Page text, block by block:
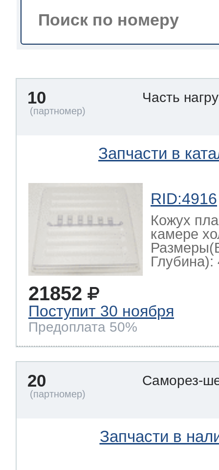
по уходу
10 Часть
Запчасти в
RID:4916
Кожух
камере
Глубина):
21852
Поступит 30 ноября
Предоплата 50%
20 Саморез-
Запчасти в